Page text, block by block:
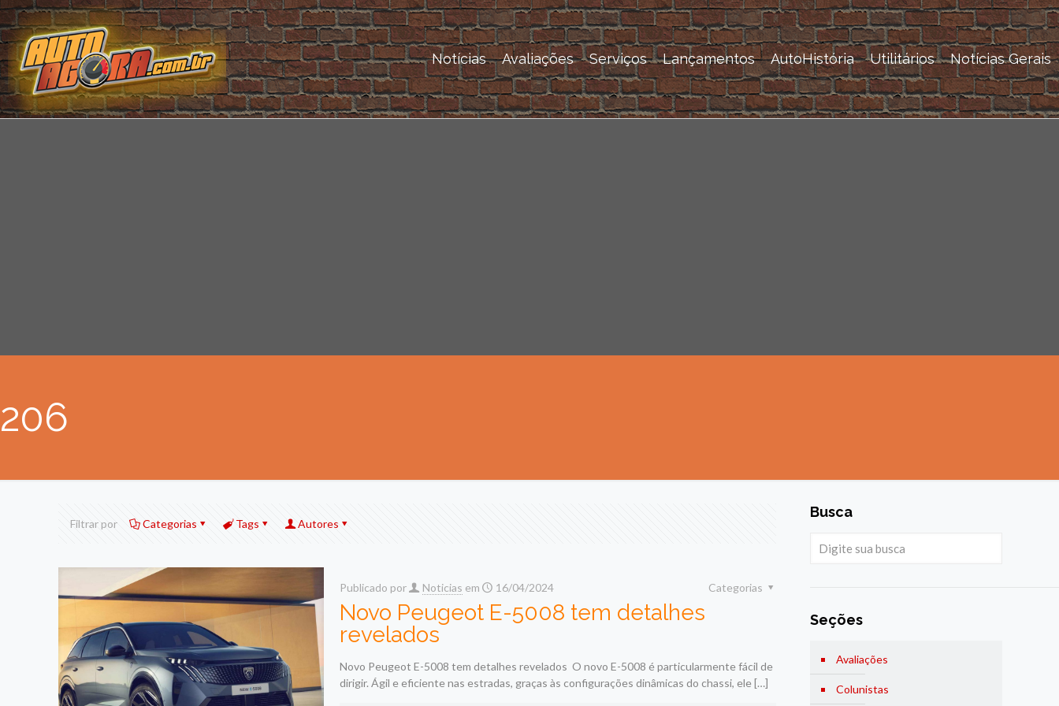
Notícias Avaliações Serviços Lançamentos AutoHistória Utilitários Notícias Gerais
206
Filtrar por Categorias Tags Autores
Publicado por Noticias em 16/04/2024 Categorias
Novo Peugeot E-5008 tem detalhes
revelados
Novo Peugeot E-5008 tem detalhes revelados O novo E-5008 é particularmente fácil de
dirigir. Ágil e eficiente nas estradas, graças às configurações dinâmicas do chassi, ele[…]
Busca
Seções
Avaliações
Colunistas